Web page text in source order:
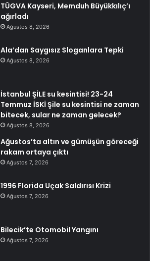
TÜGVA Kayseri, Memduh Büyükkılıç’ı
ağırladı
Ağustos 8, 2026
Ala’dan Saygısız Sloganlara Tepki
Ağustos 8, 2026
İstanbul ŞİLE su kesintisi! 23-24
Temmuz İSKİ Şile su kesintisi ne zaman
bitecek, sular ne zaman gelecek?
Ağustos 8, 2026
Ağustos’ta altın ve gümüşün göreceği
rakam ortaya çıktı
Ağustos 7, 2026
1996 Florida Uçak Saldırısı Krizi
Ağustos 7, 2026
Bilecik’te Otomobil Yangını
Ağustos 7, 2026